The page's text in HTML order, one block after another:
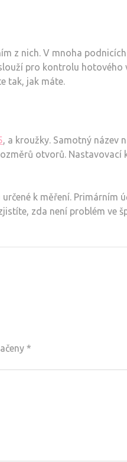
z nich. V mnoha
pro kontrolu
tak, jak máte.
, a kroužky. Samotný název
otvorů.
k měření. Primárním
zda není problém ve
*